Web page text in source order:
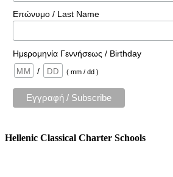
Επώνυμο / Last Name
Ημερομηνία Γεννήσεως / Birthday
/
( mm / dd )
Hellenic Classical Charter Schools